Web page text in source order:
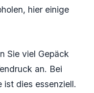
hier einige
Sie viel Gepäck
an. Bei
ist dies essenziell.